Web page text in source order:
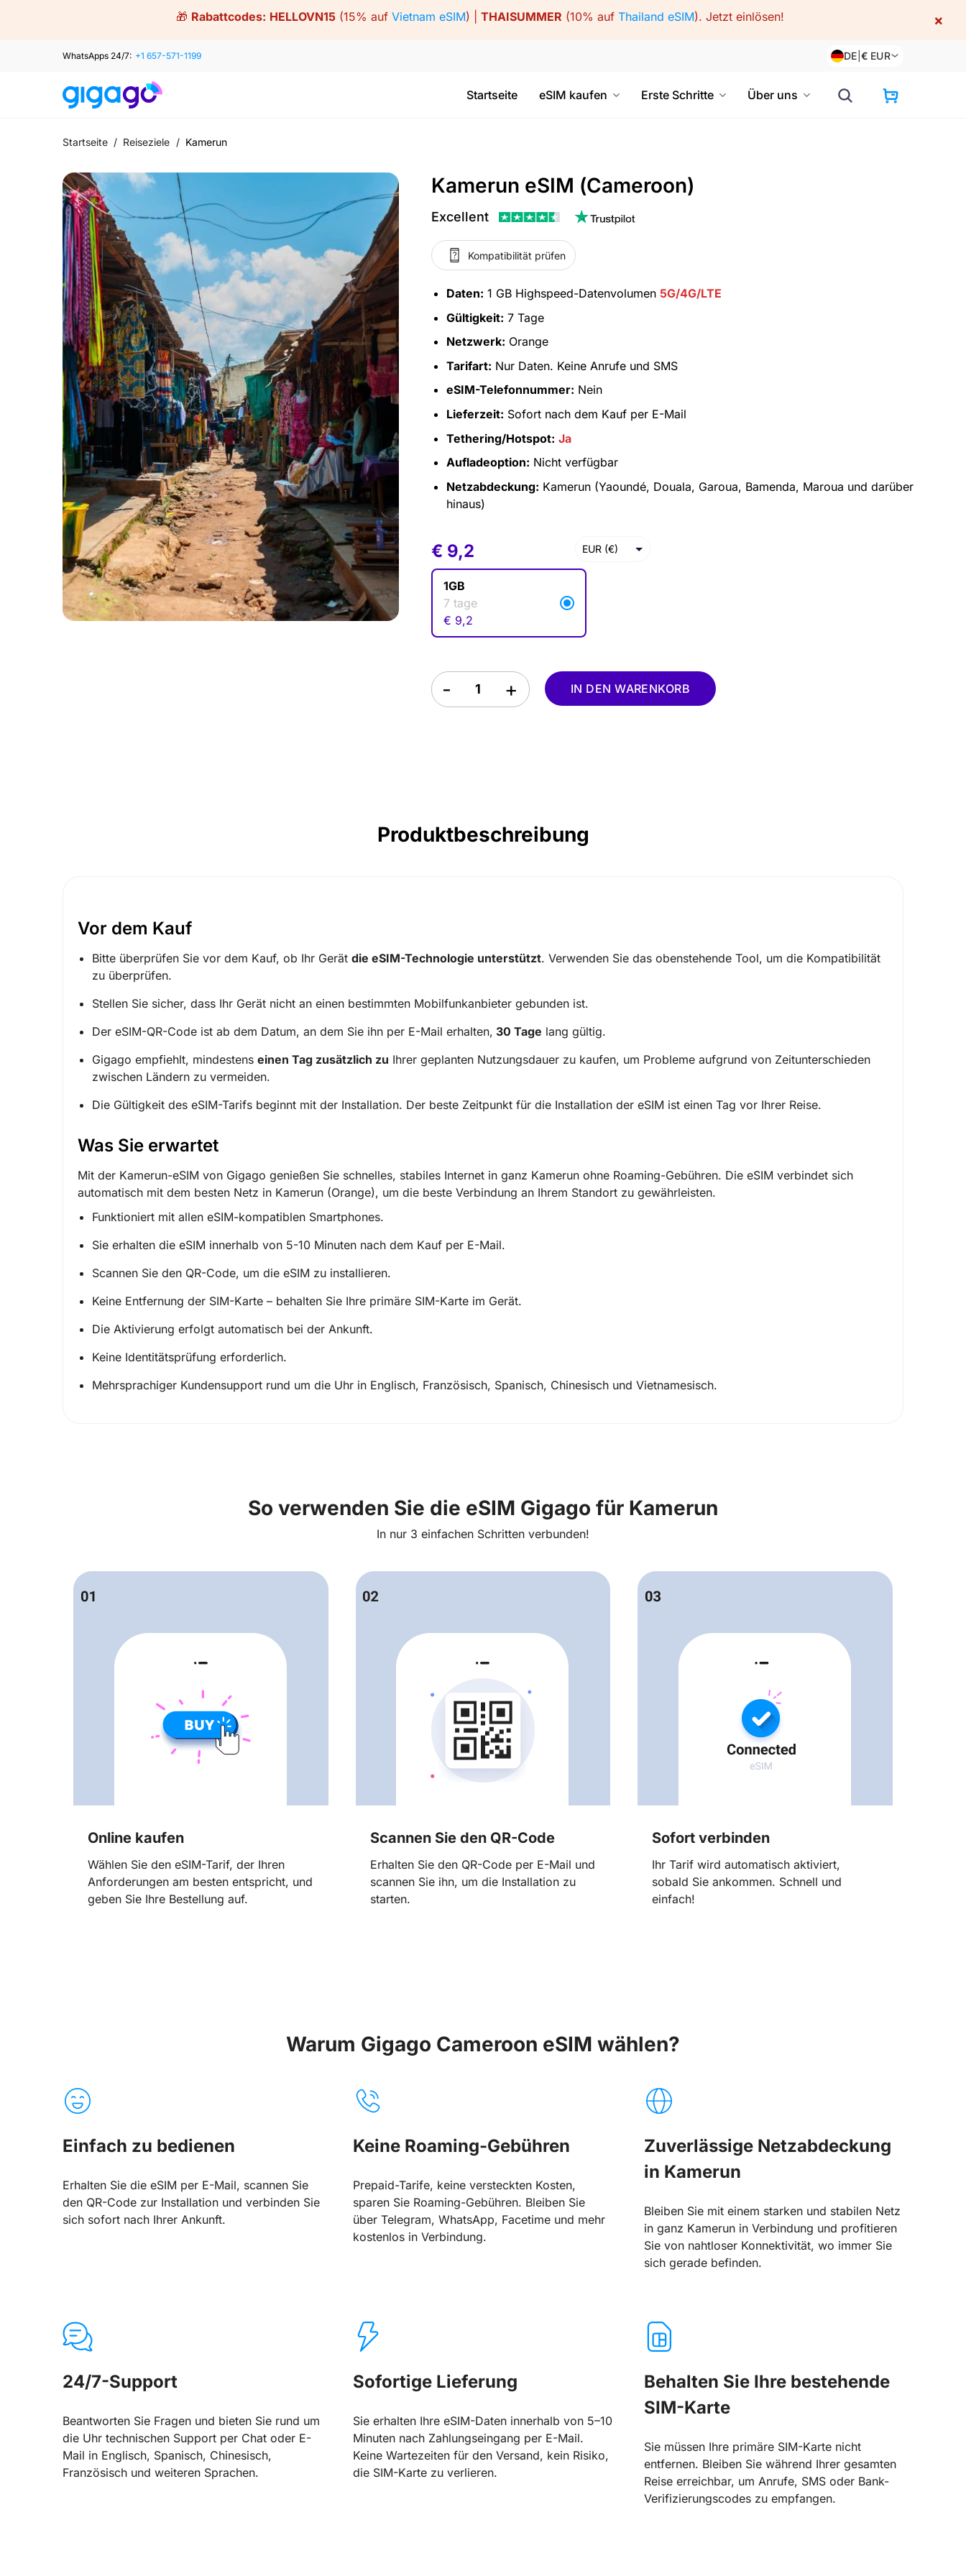
🎁 Rabattcodes: HELLOVN15 (15% auf Vietnam eSIM) | THAISUMMER (10% auf Thailand eSIM). Jetzt einlösen! ×
WhatsApps 24/7: +1 657-571-1199 DE |€ EUR
Startseite eSIM kaufen Erste Schritte Über uns
Startseite / Reiseziele / Kamerun
Kamerun eSIM (Cameroon)
Excellent
Kompatibilität prüfen
Daten: 1 GB Highspeed-Datenvolumen 5G/4G/LTE
Gültigkeit: 7 Tage
Netzwerk: Orange
Tarifart: Nur Daten. Keine Anrufe und SMS
eSIM-Telefonnummer: Nein
Lieferzeit: Sofort nach dem Kauf per E-Mail
Tethering/Hotspot: Ja
Aufladeoption: Nicht verfügbar
Netzabdeckung: Kamerun (Yaoundé, Douala, Garoua, Bamenda, Maroua und darüber
hinaus)
€ 9,2 EUR (€)
USD ($)
1GB
7 tage
€ 9,2
€ 9,2
Kamerun eSIM (Cameroon) quantity
IN DEN WARENKORB
Produktbeschreibung
Vor dem Kauf
Bitte überprüfen Sie vor dem Kauf, ob Ihr Gerät die eSIM-Technologie unterstützt. Verwenden Sie das obenstehende Tool, um die Kompatibilität
zu überprüfen.
Stellen Sie sicher, dass Ihr Gerät nicht an einen bestimmten Mobilfunkanbieter gebunden ist.
Der eSIM-QR-Code ist ab dem Datum, an dem Sie ihn per E-Mail erhalten, 30 Tage lang gültig.
Gigago empfiehlt, mindestens einen Tag zusätzlich zu Ihrer geplanten Nutzungsdauer zu kaufen, um Probleme aufgrund von Zeitunterschieden
zwischen Ländern zu vermeiden.
Die Gültigkeit des eSIM-Tarifs beginnt mit der Installation. Der beste Zeitpunkt für die Installation der eSIM ist einen Tag vor Ihrer Reise.
Was Sie erwartet
Mit der Kamerun-eSIM von Gigago genießen Sie schnelles, stabiles Internet in ganz Kamerun ohne Roaming-Gebühren. Die eSIM verbindet sich
automatisch mit dem besten Netz in Kamerun (Orange), um die beste Verbindung an Ihrem Standort zu gewährleisten.
Funktioniert mit allen eSIM-kompatiblen Smartphones.
Sie erhalten die eSIM innerhalb von 5-10 Minuten nach dem Kauf per E-Mail.
Scannen Sie den QR-Code, um die eSIM zu installieren.
Keine Entfernung der SIM-Karte – behalten Sie Ihre primäre SIM-Karte im Gerät.
Die Aktivierung erfolgt automatisch bei der Ankunft.
Keine Identitätsprüfung erforderlich.
Mehrsprachiger Kundensupport rund um die Uhr in Englisch, Französisch, Spanisch, Chinesisch und Vietnamesisch.
So verwenden Sie die eSIM Gigago für Kamerun
In nur 3 einfachen Schritten verbunden!
Online kaufen
Wählen Sie den eSIM-Tarif, der Ihren
Anforderungen am besten entspricht, und
geben Sie Ihre Bestellung auf.
Scannen Sie den QR-Code
Erhalten Sie den QR-Code per E-Mail und
scannen Sie ihn, um die Installation zu
starten.
Sofort verbinden
Ihr Tarif wird automatisch aktiviert,
sobald Sie ankommen. Schnell und
einfach!
Warum Gigago Cameroon eSIM wählen?
Einfach zu bedienen
Erhalten Sie die eSIM per E-Mail, scannen Sie
den QR-Code zur Installation und verbinden Sie
sich sofort nach Ihrer Ankunft.
Keine Roaming-Gebühren
Prepaid-Tarife, keine versteckten Kosten,
sparen Sie Roaming-Gebühren. Bleiben Sie
über Telegram, WhatsApp, Facetime und mehr
kostenlos in Verbindung.
Zuverlässige Netzabdeckung
in Kamerun
Bleiben Sie mit einem starken und stabilen Netz
in ganz Kamerun in Verbindung und profitieren
Sie von nahtloser Konnektivität, wo immer Sie
sich gerade befinden.
24/7-Support
Beantworten Sie Fragen und bieten Sie rund um
die Uhr technischen Support per Chat oder E-
Mail in Englisch, Spanisch, Chinesisch,
Französisch und weiteren Sprachen.
Sofortige Lieferung
Sie erhalten Ihre eSIM-Daten innerhalb von 5–10
Minuten nach Zahlungseingang per E-Mail.
Keine Wartezeiten für den Versand, kein Risiko,
die SIM-Karte zu verlieren.
Behalten Sie Ihre bestehende
SIM-Karte
Sie müssen Ihre primäre SIM-Karte nicht
entfernen. Bleiben Sie während Ihrer gesamten
Reise erreichbar, um Anrufe, SMS oder Bank-
Verifizierungscodes zu empfangen.